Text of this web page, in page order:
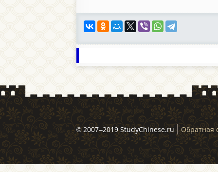
© 2007–2019 StudyChinese.ru Обратная